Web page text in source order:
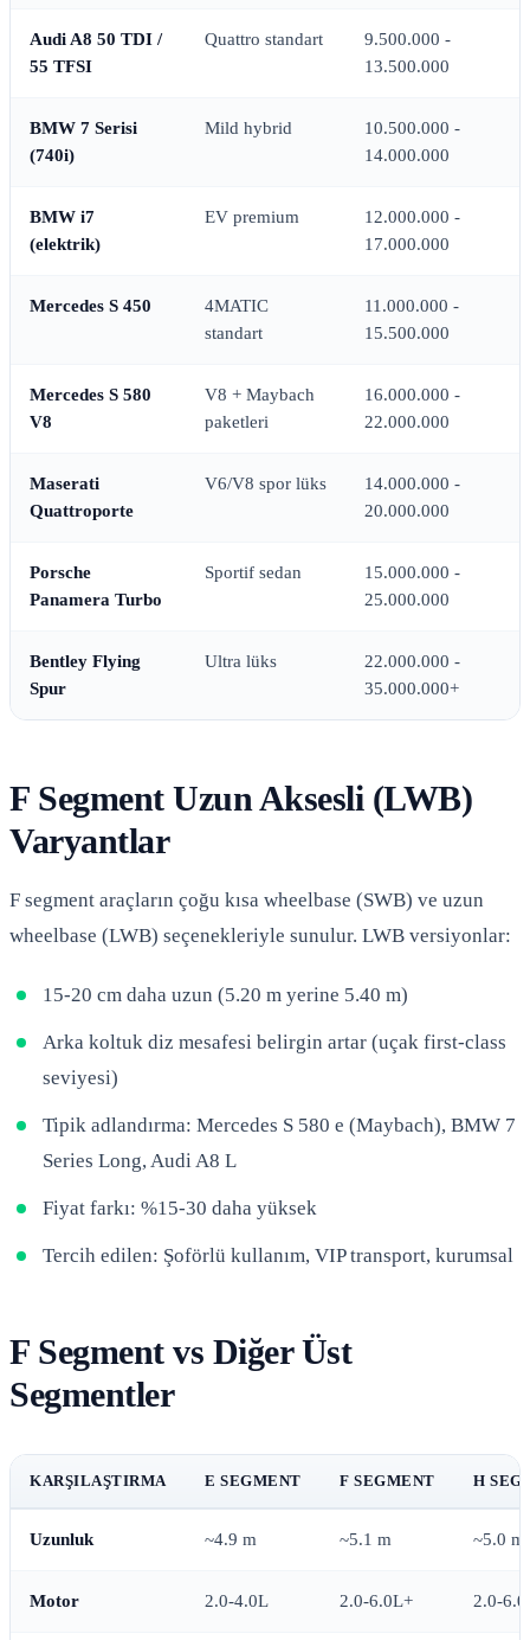
Audi A8 50 TDI /
55 TFSI
Quattro standart
9.500.000 -
13.500.000
BMW 7 Serisi
(740i)
Mild hybrid
10.500.000 -
14.000.000
BMW i7
(elektrik)
EV premium
12.000.000 -
17.000.000
Mercedes S 450
4MATIC
standart
11.000.000 -
15.500.000
Mercedes S 580
V8
V8 + Maybach
paketleri
16.000.000 -
22.000.000
Maserati
Quattroporte
V6/V8 spor lüks
14.000.000 -
20.000.000
Porsche
Panamera Turbo
Sportif sedan
15.000.000 -
25.000.000
Bentley Flying
Spur
Ultra lüks
22.000.000 -
35.000.000+
F Segment Uzun Aksesli (LWB)
Varyantlar
F segment araçların çoğu kısa wheelbase (SWB) ve uzun
wheelbase (LWB) seçenekleriyle sunulur. LWB versiyonlar:
15-20 cm daha uzun (5.20 m yerine 5.40 m)
Arka koltuk diz mesafesi belirgin artar (uçak first-class
seviyesi)
Tipik adlandırma: Mercedes S 580 e (Maybach), BMW 7
Series Long, Audi A8 L
Fiyat farkı: %15-30 daha yüksek
Tercih edilen: Şoförlü kullanım, VIP transport, kurumsal
F Segment vs Diğer Üst
Segmentler
KARŞILAŞTIRMA E SEGMENT F SEGMENT H
Uzunluk ~4.9 m ~5.1 m ~5.0 m
Motor 2.0-4.0L 2.0-6.0L+ 2.0-